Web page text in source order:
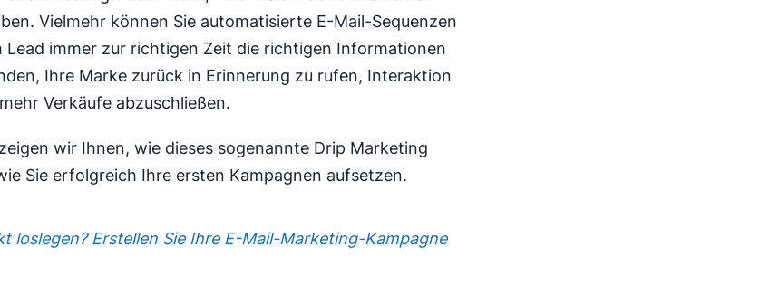
Vielmehr können Sie automatisierte E-Mail-Sequenzen
Lead immer zur richtigen Zeit die richtigen Informationen
Ihre Marke zurück in Erinnerung zu rufen, Interaktion
Verkäufe abzuschließen.
wir Ihnen, wie dieses sogenannte Drip Marketing
Sie erfolgreich Ihre ersten Kampagnen aufsetzen.
loslegen? Erstellen Sie Ihre E-Mail-Marketing-Kampagne